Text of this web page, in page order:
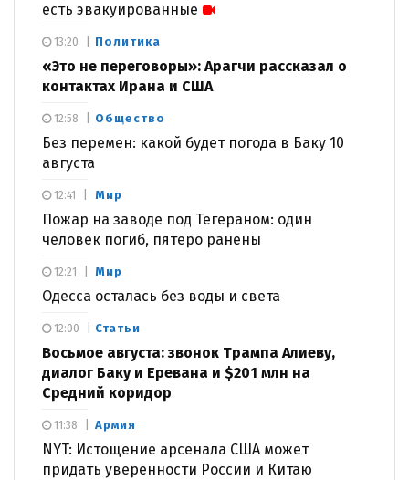
есть эвакуированные
Политика
«Это не переговоры»: Арагчи рассказал о
контактах Ирана и США
13:20
Общество
Без перемен: какой будет погода в Баку 10
августа
12:58
Мир
Пожар на заводе под Тегераном: один
человек погиб, пятеро ранены
12:41
Мир
Одесса осталась без воды и света
12:21
Статьи
Восьмое августа: звонок Трампа Алиеву,
диалог Баку и Еревана и $201 млн на
Средний коридор
12:00
Армия
NYT: Истощение арсенала США может
придать уверенности России и Китаю
11:38